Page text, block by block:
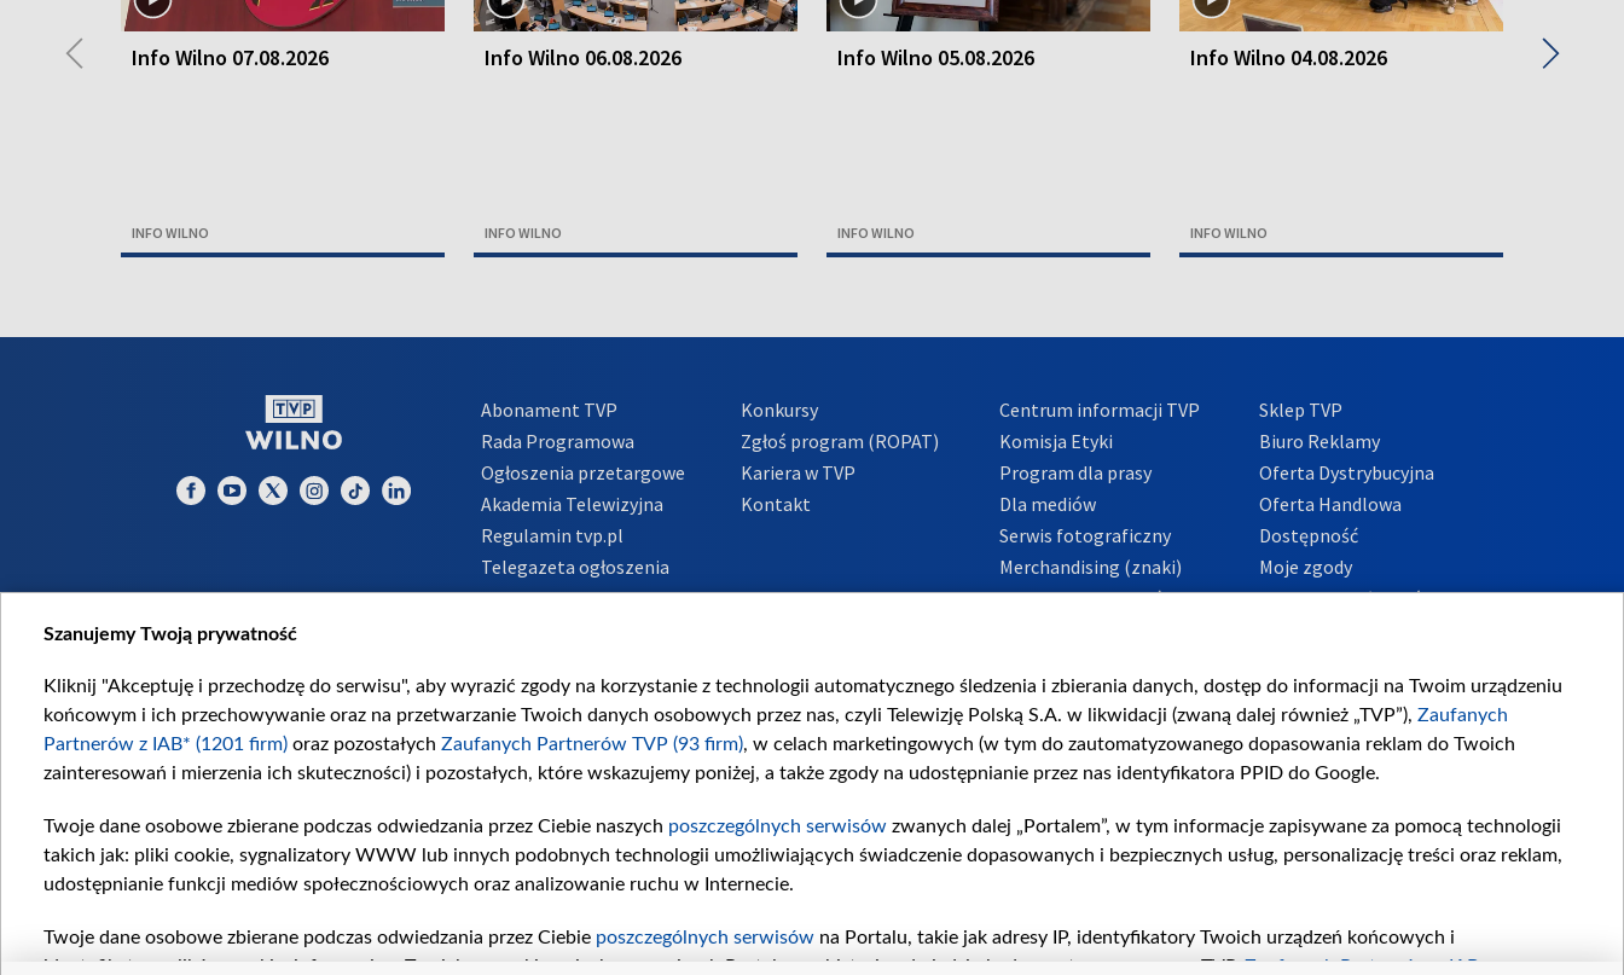
Info Wilno 07.08.2026
INFO WILNO
Info Wilno 06.08.2026
INFO WILNO
Info Wilno 05.08.2026
INFO WILNO
Info Wilno 04.08.2026
INFO WILNO
Info
◀ ▶
Abonament TVP
Rada Programowa
Ogłoszenia przetargowe
Akademia Telewizyjna
Regulamin tvp.pl
Telegazeta ogłoszenia
Informacje o nadawcy
Konkursy
Zgłoś program (ROPAT)
Kariera w TVP
Kontakt
Centrum informacji TVP
Komisja Etyki
Program dla prasy
Dla mediów
Serwis fotograficzny
Merchandising (znaki)
Polityka Prywatności
Sklep TVP
Biuro Reklamy
Oferta Dystrybucyjna
Oferta Handlowa
Dostępność
Moje zgody
Procedura zgłoszeń
Szanujemy Twoją prywatność
Kliknij "Akceptuję i przechodzę do serwisu", aby wyrazić zgody na korzystanie z technologii automatycznego śledzenia i zbierania danych, dostęp do informacji na Twoim urządzeniu
końcowym i ich przechowywanie oraz na przetwarzanie Twoich danych osobowych przez nas, czyli Telewizję Polską S.A. w likwidacji (zwaną dalej również „TVP”), Zaufanych
Partnerów z IAB* (1201 firm) oraz pozostałych Zaufanych Partnerów TVP (93 firm), w celach marketingowych (w tym do zautomatyzowanego dopasowania reklam do Twoich
zainteresowań i mierzenia ich skuteczności) i pozostałych, które wskazujemy poniżej, a także zgody na udostępnianie przez nas identyfikatora PPID do Google.
Twoje dane osobowe zbierane podczas odwiedzania przez Ciebie naszych poszczególnych serwisów zwanych dalej „Portalem”, w tym informacje zapisywane za pomocą technologii
takich jak: pliki cookie, sygnalizatory WWW lub innych podobnych technologii umożliwiających świadczenie dopasowanych i bezpiecznych usług, personalizację treści oraz reklam,
udostępnianie funkcji mediów społecznościowych oraz analizowanie ruchu w Internecie.
Twoje dane osobowe zbierane podczas odwiedzania przez Ciebie poszczególnych serwisów na Portalu, takie jak adresy IP, identyfikatory Twoich urządzeń końcowych i
identyfikatory plików cookie, informacje o Twoich wyszukiwaniach w serwisach Portalu czy historia odwiedzin będą przetwarzane przez TVP, Zaufanych Partnerów z IAB